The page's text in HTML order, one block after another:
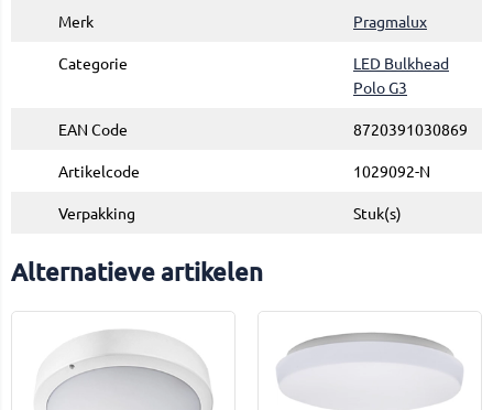
Merk Pragmalux
Categorie
LED Bulkhead
Polo G3
EAN Code 8720391030869
Artikelcode 1029092-N
Verpakking Stuk(s)
Alternatieve artikelen